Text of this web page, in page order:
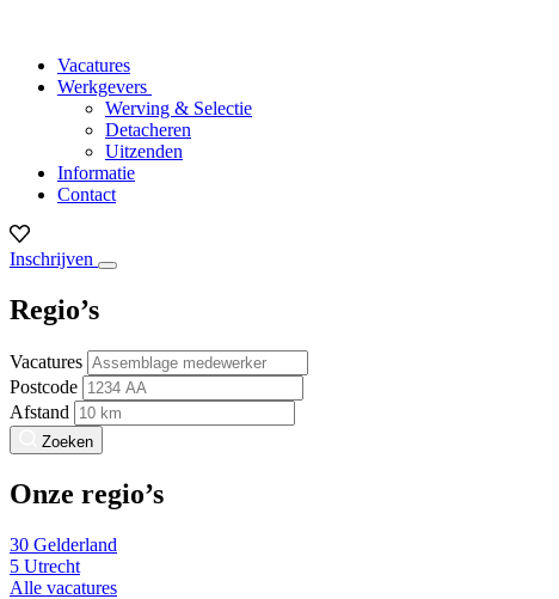
Vacatures
Werkgevers
Werving & Selectie
Detacheren
Uitzenden
Informatie
Contact
Inschrijven
Regio’s
Vacatures
Postcode
Afstand
Zoeken
Onze regio’s
30 Gelderland
5 Utrecht
Alle vacatures